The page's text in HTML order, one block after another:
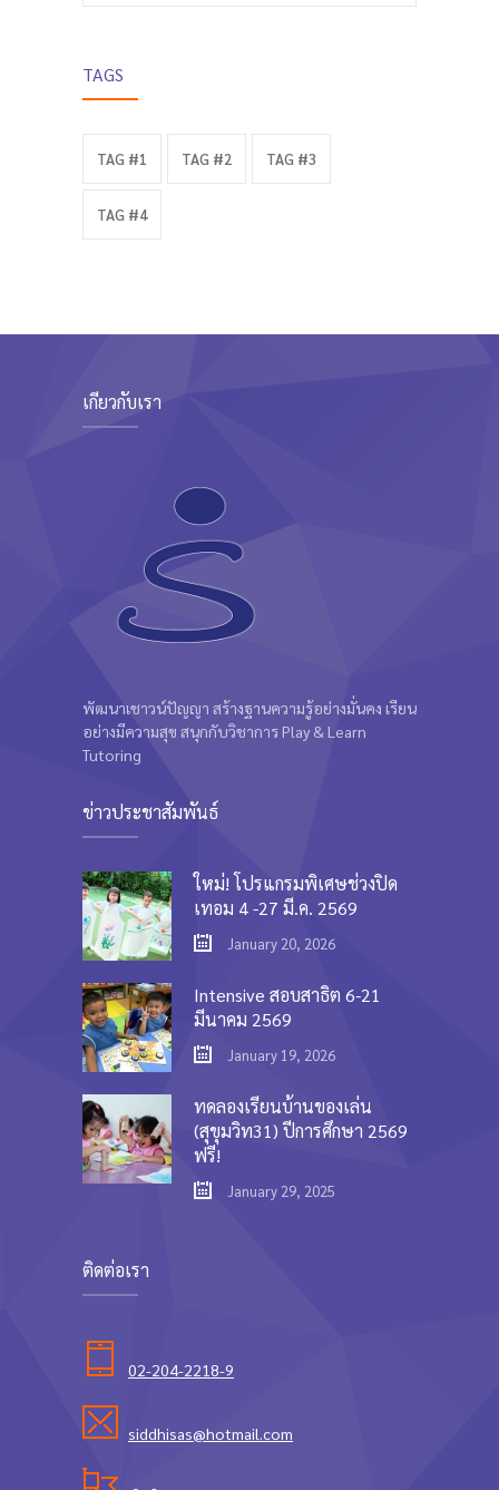
TAGS
TAG #1 TAG #2 TAG #3
TAG #4
เกี่ยวกับเรา
พัฒนาเชาวน์ปัญญา สร้างฐานความรู้อย่างมั่นคง เรียน
อย่างมีความสุข สนุกกับวิชาการ Play & Learn
Tutoring
ข่าวประชาสัมพันธ์
ใหม่! โปรแกรมพิเศษช่วงปิด
เทอม 4 -27 มี.ค. 2569
January 20, 2026
Intensive สอบสาธิต 6-21
มีนาคม 2569
January 19, 2026
ทดลองเรียนบ้านของเล่น
(สุขุมวิท31) ปีการศึกษา 2569
ฟรี!
January 29, 2025
ติดต่อเรา
02-204-2218-9
siddhisas@hotmail.com